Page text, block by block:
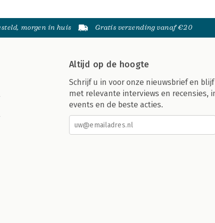
morgen in huis Gratis verzending vanaf €20
Altijd op de hoogte
Schrijf u in voor onze nieuwsbrief en
met relevante interviews en recensies,
events en de beste acties.